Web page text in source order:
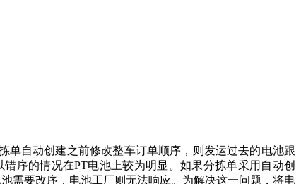
单自动创建之前修改整车订单顺序，则发运过去的电池跟
序的情况在PT电池上较为明显。如果分拣单采用自动创
需要改序，电池工厂则无法响应。为解决这一问题，将电